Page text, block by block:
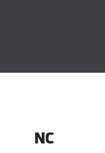
NC